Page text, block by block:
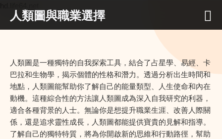
人類圖與職業選擇
人類圖是一種獨特的自我探索工具，結合了占星學、易經、卡
巴拉和生物學，揭示個體的性格和潛力。透過分析出生時間和
地點，人類圖能幫助你了解自己的能量類型、人生使命和內在
動機。這種綜合性的方法讓人類圖成為深入自我研究的利器，
適合各種背景的人士。無論你是想提升職業生涯、改善人際關
係，還是追求靈性成長，人類圖都能提供寶貴的見解和指導。
了解自己的獨特特質，將為你開啟新的思維和行動路徑，幫助